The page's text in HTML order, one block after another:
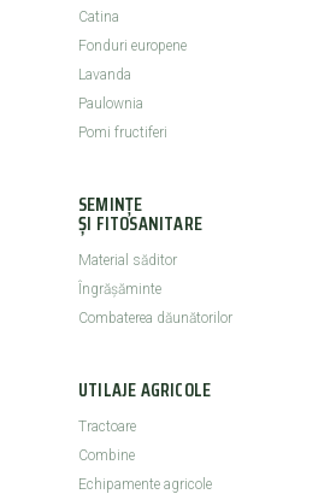
Catina
Fonduri europene
Lavanda
Paulownia
Pomi fructiferi
SEMINȚE
ȘI FITOSANITARE
Material săditor
Îngrășăminte
Combaterea dăunătorilor
UTILAJE AGRICOLE
Tractoare
Combine
Echipamente agricole